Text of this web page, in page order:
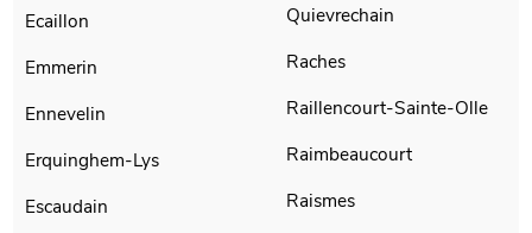
Ecaillon
Emmerin
Ennevelin
Erquinghem-Lys
Escaudain
Quievrechain
Raches
Raillencourt-Sainte-Olle
Raimbeaucourt
Raismes